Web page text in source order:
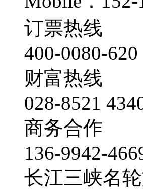
订票热线
400-0080-620
财富热线
028-8521
商务合作
136-9942-
长江三峡名